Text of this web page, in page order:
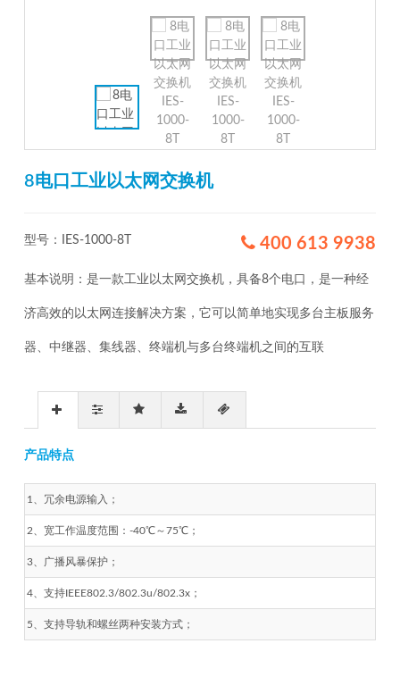
8电口工业以太网交换机
型号：IES-1000-8T 400 613 9938
基本说明：是一款工业以太网交换机，具备8个电口，是一种经
济高效的以太网连接解决方案，它可以简单地实现多台主板服务
器、中继器、集线器、终端机与多台终端机之间的互联
产品特点
1、冗余电源输入；
2、宽工作温度范围：-40℃～75℃；
3、广播风暴保护；
4、支持IEEE802.3/802.3u/802.3x；
5、支持导轨和螺丝两种安装方式；